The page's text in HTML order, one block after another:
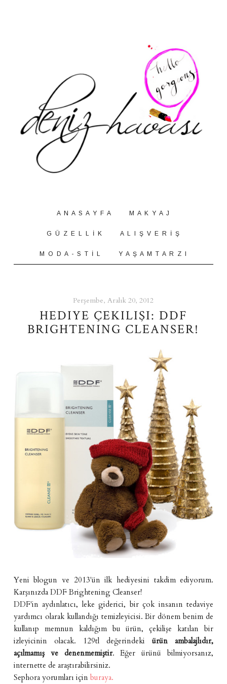
A N A S A Y F A M A K Y A J
G Ü Z E L L İ K A L I Ş V E R İ Ş
M O D A - S T İ L Y A Ş A M T A R Z I
Perşembe, Aralık 20, 2012
HEDIYE ÇEKILIŞI: DDF
BRIGHTENING CLEANSER!
Yeni blogun ve 2013'ün ilk hediyesini takdim ediyorum.
Karşınızda DDF Brightening Cleanser!
DDF'in aydınlatıcı, leke giderici, bir çok insanın tedaviye
yardımcı olarak kullandığı temizleyicisi. Bir dönem benim de
kullanıp memnun kaldığım bu ürün, çekilişe katılan bir
izleyicinin olacak. 129tl değerindekiürün ambalajlıdır,
açılmamış ve denenmemiştir. Eğer ürünü bilmiyorsanız,
internette de araştırabilirsiniz.
Sephora yorumları için buraya.